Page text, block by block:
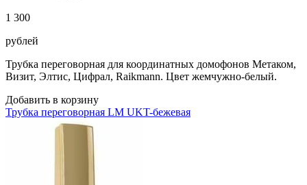
1 300
рублей
Трубка переговорная для координатных домофонов Метаком,
Визит, Элтис, Цифрал, Raikmann. Цвет жемчужно-белый.
Добавить в корзину
Трубка переговорная LM UKT-бежевая